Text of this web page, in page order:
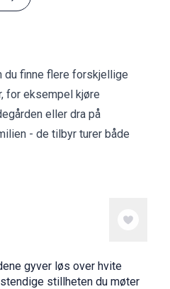
du finne flere forskjellige
for eksempel kjøre
eller dra på
- de tilbyr turer både
gyver løs over hvite
stillheten du møter